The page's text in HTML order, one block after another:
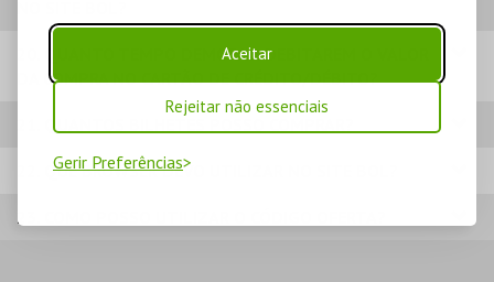
Aceitar
Rejeitar não essenciais
Gerir Preferências
20. QUANTO TEMPO DEMORA A DEBITAREM O VALOR
DA COMPRA NO CARTÃO DE CRÉDITO/DÉBITO?
21. QUANTOS BILHETES POSSO COMPRAR?
22. QUE BROWSER DEVO UTILIZAR NO SITE BOL?
23. COMO POSSO UTILIZAR O CÓDIGO OFERTA?